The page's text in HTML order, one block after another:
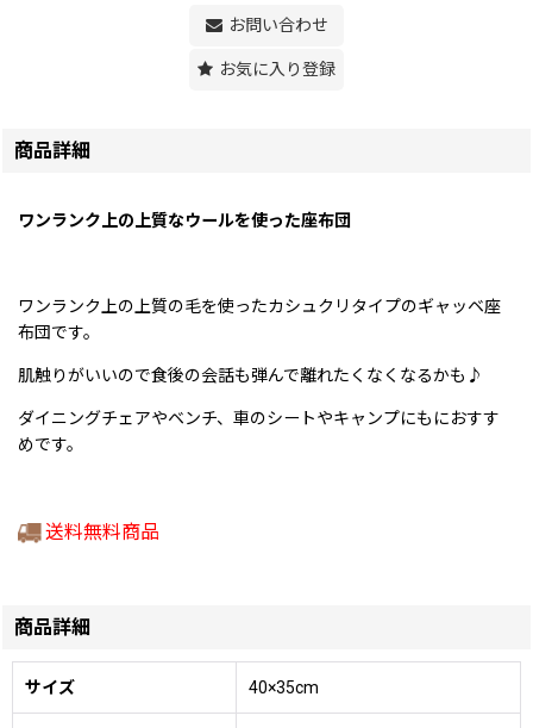
お問い合わせ
お気に入り登録
商品詳細
ワンランク上の上質なウールを使った座布団
ワンランク上の上質の毛を使ったカシュクリタイプのギャッベ座
布団です。
肌触りがいいので食後の会話も弾んで離れたくなくなるかも♪
ダイニングチェアやベンチ、車のシートやキャンプにもにおすす
めです。
送料無料商品
商品詳細
サイズ 40×35cm